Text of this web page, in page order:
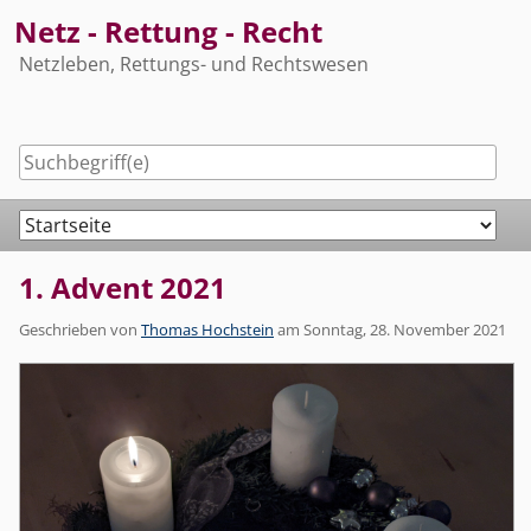
to
content
Netz - Rettung - Recht
Netzleben, Rettungs- und Rechtswesen
Navigation
1. Advent 2021
Geschrieben von Thomas Hochstein am Sonntag, 28. November 2021